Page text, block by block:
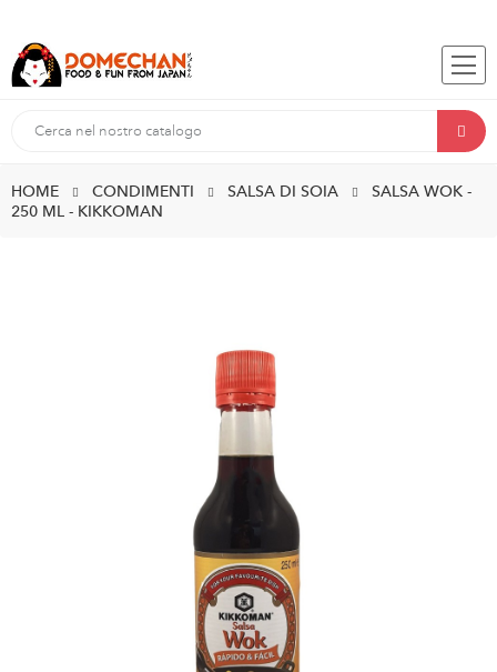
HOME CONDIMENTI SALSA DI SOIA
SALSA WOK -
250 ML - KIKKOMAN